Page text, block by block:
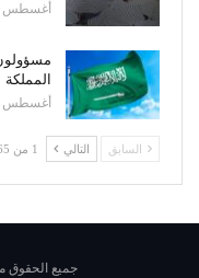
أغسطس 7, 2026
المملكة
أغسطس 7, 2026
السابق التالي 1 من 3٬165
جميع الحقوق محفوظة ©